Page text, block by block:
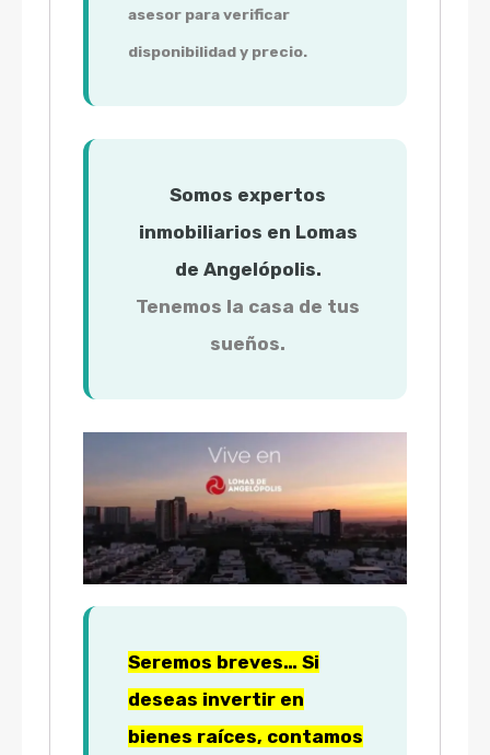
asesor para verificar
disponibilidad y precio.
Somos expertos
inmobiliarios en Lomas
de Angelópolis.
Tenemos la casa de tus
sueños.
Seremos breves… Si
deseas invertir en
bienes raíces, contamos